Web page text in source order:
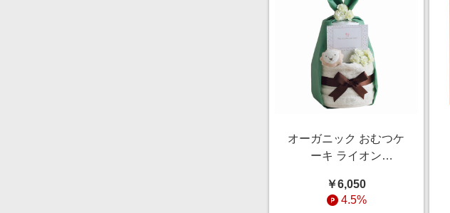
オーガニック おむつケ
ーキ ライオン
フト】 雑貨【季節の贈
り物＆ご褒美ギフト】
￥6,050
4.5%